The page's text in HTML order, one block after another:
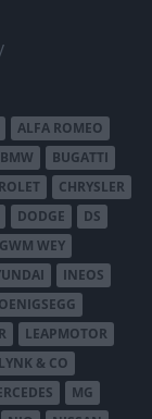
ALFA ROMEO
BMW
BUGATTI
CHRYSLER
DODGE
DS
GWM WEY
INEOS
LEAPMOTOR
LYNK & CO
MG